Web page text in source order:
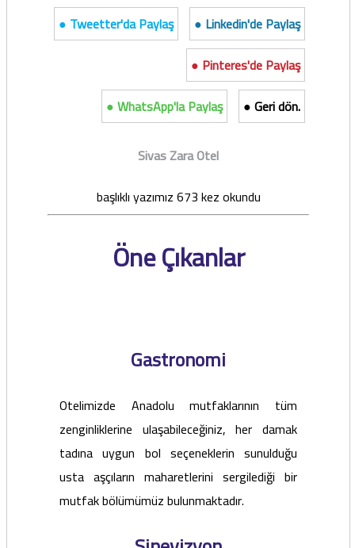
● Tweetter'da Paylaş
● Linkedin'de Paylaş
● Pinteres'de Paylaş
● WhatsApp'la Paylaş
● Geri dön.
Sivas Zara Otel
başlıklı yazımız 673 kez okundu
Öne Çıkanlar
Gastronomi
Otelimizde Anadolu mutfaklarının tüm
zenginliklerine ulaşabileceğiniz, her damak
tadına uygun bol seçeneklerin sunulduğu
usta aşçıların maharetlerini sergilediği bir
mutfak bölümümüz bulunmaktadır.